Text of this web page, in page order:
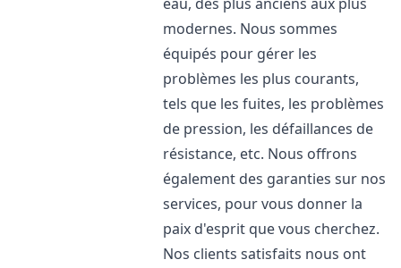
modernes. Nous sommes
équipés pour gérer les
problèmes les plus courants,
tels que les fuites, les problèmes
de pression, les défaillances de
résistance, etc. Nous offrons
également des garanties sur nos
services, pour vous donner la
paix d'esprit que vous cherchez.
Nos clients satisfaits nous ont